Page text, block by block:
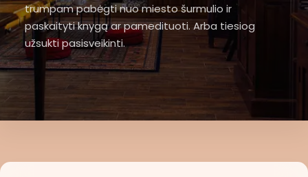
trumpam pabėgti nuo miesto šurmulio ir
paskaityti knygą ar pamedituoti. Arba tiesiog
užsukti pasisveikinti.